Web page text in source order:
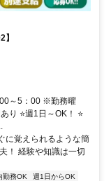
～5：00 ※勤務曜
り ⭐週1日～OK！ ⭐
覚えられるような簡
！ 経験や知識は一切
勤務OK
週1日からOK